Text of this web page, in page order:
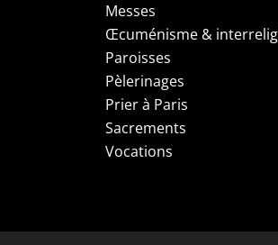
Messes
Œcuménisme &
Paroisses
Pèlerinages
Prier à Paris
Sacrements
Vocations